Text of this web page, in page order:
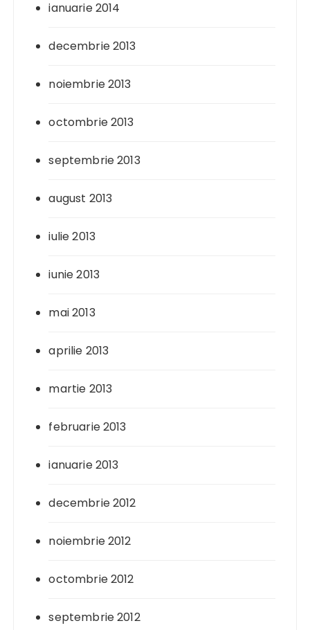
ianuarie 2014
decembrie 2013
noiembrie 2013
octombrie 2013
septembrie 2013
august 2013
iulie 2013
iunie 2013
mai 2013
aprilie 2013
martie 2013
februarie 2013
ianuarie 2013
decembrie 2012
noiembrie 2012
octombrie 2012
septembrie 2012